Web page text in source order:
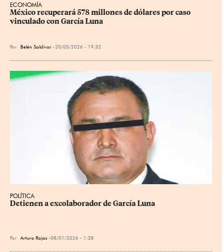
ECONOMÍA
México recuperará 578 millones de dólares por caso
vinculado con García Luna
Por Belén Saldívar 20/05/2026 - 19:32
POLÍTICA
Detienen a excolaborador de García Luna
Por Arturo Rojas 08/01/2026 - 1:38